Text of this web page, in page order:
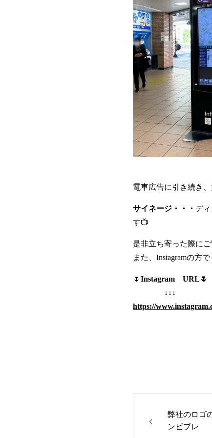
電車広告に引き続き
サイネージ・・・ デ
す📺
是非立ち寄った際に
また、Instagramの方
🌷 Instagram URL🌷
↓↓↓
https://
弊社のロゴの意味 訪問
ンビブレ